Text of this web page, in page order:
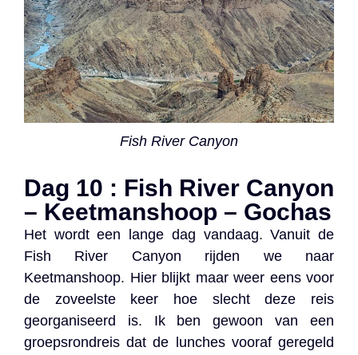
Fish River Canyon
Dag 10 : Fish River Canyon
– Keetmanshoop – Gochas
Het wordt een lange dag vandaag. Vanuit de
Fish River Canyon rijden we naar
Keetmanshoop. Hier blijkt maar weer eens voor
de zoveelste keer hoe slecht deze reis
georganiseerd is. Ik ben gewoon van een
groepsrondreis dat de lunches vooraf geregeld